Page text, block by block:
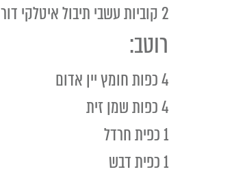
2 קוביות עשבי תיבול איטלקי דורות
רוטב:
4 כפות חומץ יין אדום
4 כפות שמן זית
1 כפית חרדל
1 כפית דבש